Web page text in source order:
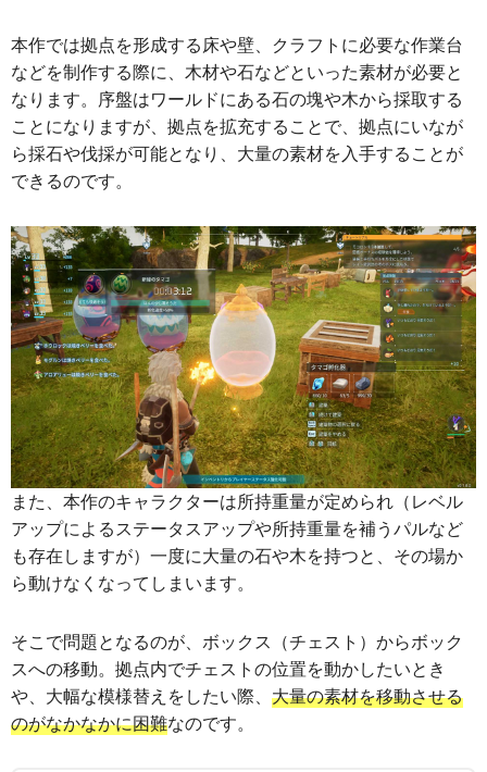
本作では拠点を形成する床や壁、クラフトに必要な作業台
などを制作する際に、木材や石などといった素材が必要と
なります。序盤はワールドにある石の塊や木から採取する
ことになりますが、拠点を拡充することで、拠点にいなが
ら採石や伐採が可能となり、大量の素材を入手することが
できるのです。
また、本作のキャラクターは所持重量が定められ（レベル
アップによるステータスアップや所持重量を補うパルなど
も存在しますが）一度に大量の石や木を持つと、その場か
ら動けなくなってしまいます。
そこで問題となるのが、ボックス（チェスト）からボック
スへの移動。拠点内でチェストの位置を動かしたいとき
や、大幅な模様替えをしたい際、 大量の素材を移動させる
のがなかなかに困難なのです。